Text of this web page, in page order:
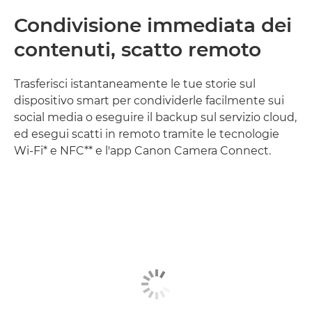
Condivisione immediata dei
contenuti, scatto remoto
Trasferisci istantaneamente le tue storie sul
dispositivo smart per condividerle facilmente sui
social media o eseguire il backup sul servizio cloud,
ed esegui scatti in remoto tramite le tecnologie
Wi-Fi* e NFC** e l'app Canon Camera Connect.